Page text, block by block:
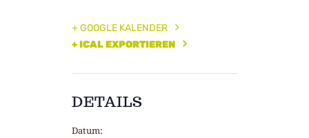
+ GOOGLE KALENDER
+ ICAL EXPORTIEREN
DETAILS
Datum: